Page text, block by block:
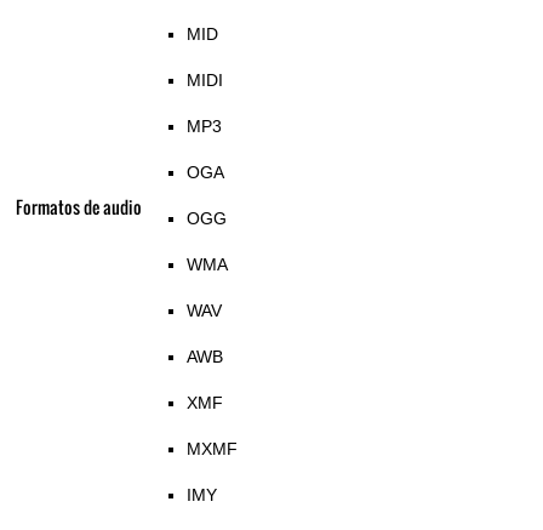
Formatos de audio
MID
MIDI
MP3
OGA
OGG
WMA
WAV
AWB
XMF
MXMF
IMY